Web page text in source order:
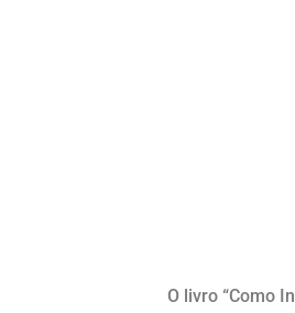
O livro “Como